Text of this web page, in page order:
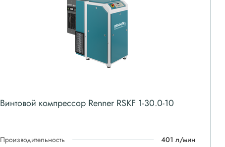
Винтовой компрессор Renner RSKF 1-30.0-10
Производительность
401 л/мин